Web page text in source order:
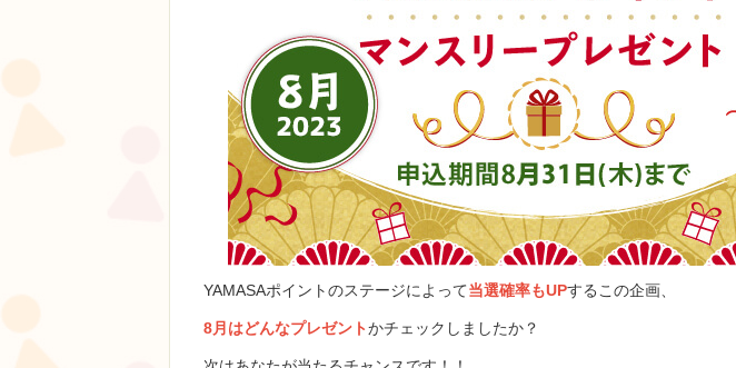
YAMASAポイントのステージによって当選確率もUPするこの企画、
8月はどんなプレゼントかチェックしましたか？